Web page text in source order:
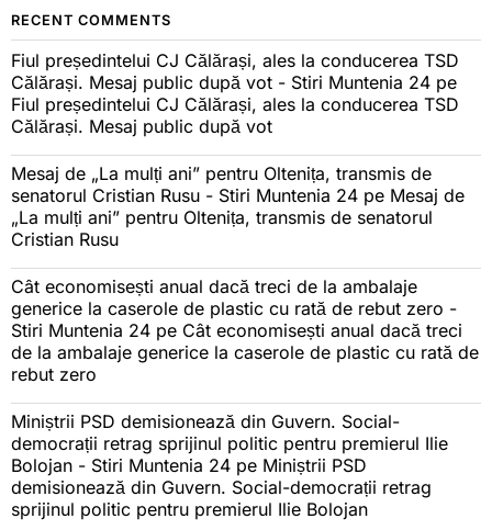
RECENT COMMENTS
Fiul președintelui CJ Călărași, ales la conducerea TSD
Călărași. Mesaj public după vot - Stiri Muntenia 24 pe
Fiul președintelui CJ Călărași, ales la conducerea TSD
Călărași. Mesaj public după vot
Mesaj de „La mulți ani” pentru Oltenița, transmis de
senatorul Cristian Rusu - Stiri Muntenia 24 pe Mesaj de
„La mulți ani” pentru Oltenița, transmis de senatorul
Cristian Rusu
Cât economisești anual dacă treci de la ambalaje
generice la caserole de plastic cu rată de rebut zero -
Stiri Muntenia 24 pe Cât economisești anual dacă treci
de la ambalaje generice la caserole de plastic cu rată de
rebut zero
Miniștrii PSD demisionează din Guvern. Social-
democrații retrag sprijinul politic pentru premierul Ilie
Bolojan - Stiri Muntenia 24 pe Miniștrii PSD
demisionează din Guvern. Social-democrații retrag
sprijinul politic pentru premierul Ilie Bolojan